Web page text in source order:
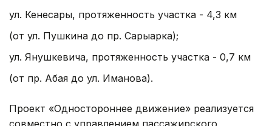
ул. Кенесары, протяженность участка - 4,3 км
(от ул. Пушкина до пр. Сарыарка);
ул. Янушкевича, протяженность участка - 0,7 км
(от пр. Абая до ул. Иманова).
Проект «Одностороннее движение» реализуется
совместно с управлением пассажирского